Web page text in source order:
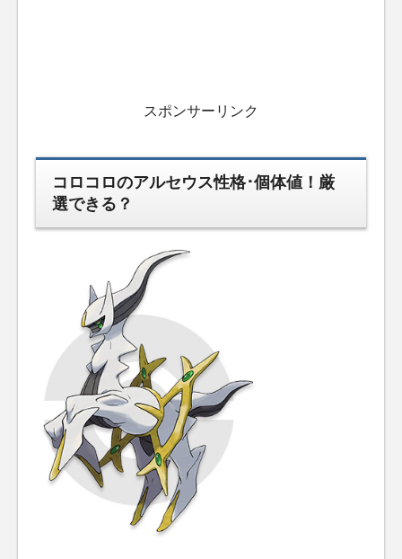
スポンサーリンク
コロコロのアルセウス性格･個体値！厳
選できる？